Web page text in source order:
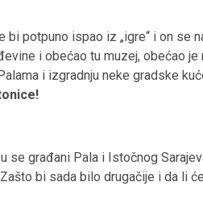
bi potpuno ispao iz „igre“ i on se
i obećao tu muzej, obećao
i izgradnju neke gradske
se građani Pala i Istočnog
bi sada bilo drugačije i da li